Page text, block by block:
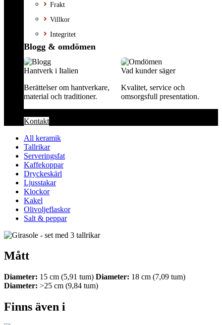
Frakt
Villkor
Integritet
Blogg & omdömen
Hantverk i Italien
Berättelser om hantverkare,
material och traditioner.
Vad kunder säger
Kvalitet, service och
omsorgsfull presentation.
Kontakt
All keramik
Tallrikar
Serveringsfat
Kaffekoppar
Dryckeskärl
Ljusstakar
Klockor
Kakel
Olivoljeflaskor
Salt & peppar
Mått
Diameter: 15 cm (5,91 tum) Diameter: 18 cm (7,09 tum)
Diameter: >25 cm (9,84 tum)
Finns även i